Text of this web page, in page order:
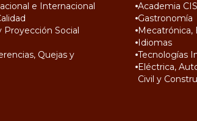
e Internacional
Social
Quejas y
Academia
Gastronomía
Mecatrónica,
Idiomas
Tecnologías
Eléctrica,
Civil y